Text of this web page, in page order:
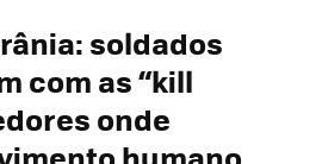
soldados
com as “kill
onde